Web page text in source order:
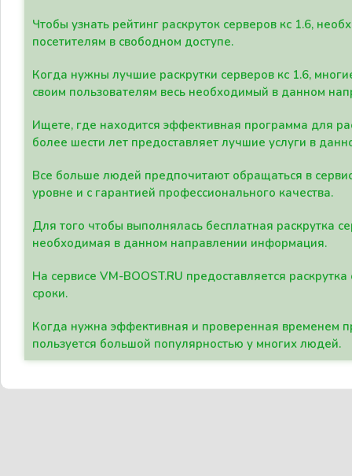
Чтобы узнать рейтинг раскруток серверов кс 1.6,
посетителям в свободном доступе.
Когда нужны лучшие раскрутки серверов кс 1.6,
своим пользователям весь необходимый в данном
Ищете, где находится эффективная программа для
более шести лет предоставляет лучшие услуги в
Все больше людей предпочитают обращаться в
уровне и с гарантией профессионального качества.
Для того чтобы выполнялась бесплатная раскрутка
необходимая в данном направлении информация.
На сервисе VM-BOOST.RU предоставляется
сроки.
Когда нужна эффективная и проверенная временем
пользуется большой популярностью у многих людей.